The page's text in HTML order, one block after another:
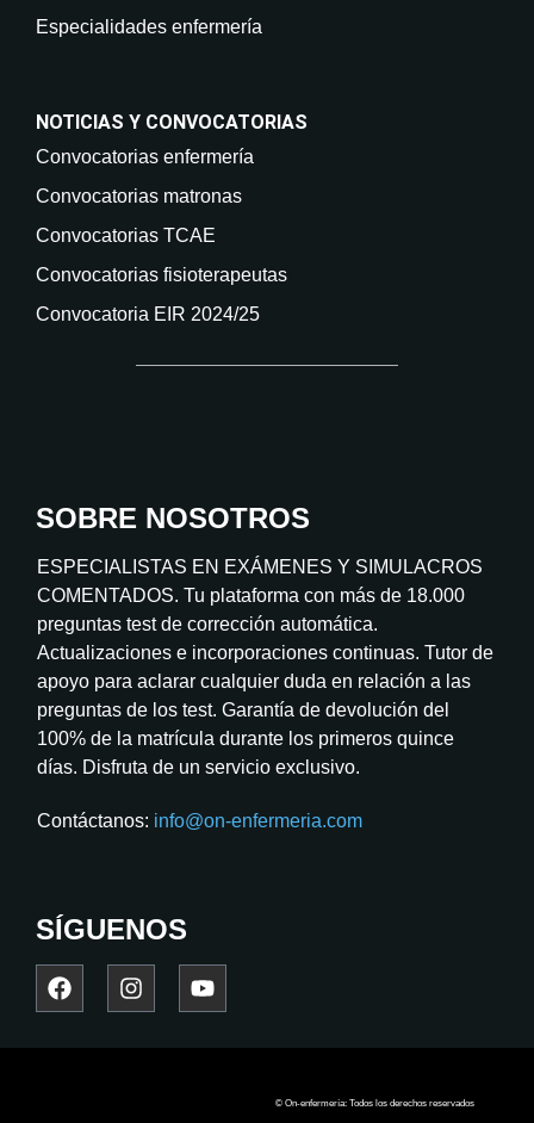
Especialidades enfermería
NOTICIAS Y CONVOCATORIAS
Convocatorias enfermería
Convocatorias matronas
Convocatorias TCAE
Convocatorias fisioterapeutas
Convocatoria EIR 2024/25
SOBRE NOSOTROS
ESPECIALISTAS EN EXÁMENES Y SIMULACROS
COMENTADOS. Tu plataforma con más de 18.000
preguntas test de corrección automática.
Actualizaciones e incorporaciones continuas. Tutor de
apoyo para aclarar cualquier duda en relación a las
preguntas de los test. Garantía de devolución del
100% de la matrícula durante los primeros quince
días. Disfruta de un servicio exclusivo.
Contáctanos: info@on-enfermeria.com
SÍGUENOS
© On-enfermería: Todos los derechos reservados